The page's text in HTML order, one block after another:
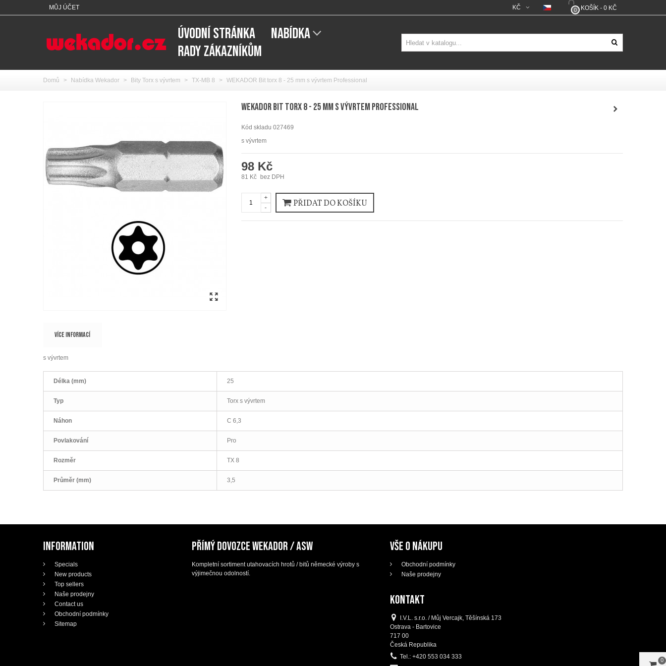
MŮJ ÚČET KČ 0 KOŠÍK - 0 KČ
ÚVODNÍ STRÁNKA
NABÍDKA
RADY ZÁKAZNÍKŮM
Domů > Nabídka Wekador > Bity Torx s vývrtem > TX-MB 8 > WEKADOR Bit torx 8 - 25 mm s vývrtem Professional
WEKADOR Bit torx 8 - 25 mm s vývrtem Professional
Kód skladu 027469
s vývrtem
98 Kč
81 Kč bez DPH
-
+
PŘIDAT DO KOŠÍKU
VÍCE INFORMACÍ
s vývrtem
Délka (mm) 25
Typ Torx s vývrtem
Náhon C 6,3
Povlakování Pro
Rozměr TX 8
Průměr (mm) 3,5
INFORMATION
Specials
New products
Top sellers
Naše prodejny
Contact us
Obchodní podmínky
Sitemap
PŘÍMÝ DOVOZCE WEKADOR / ASW
Kompletní sortiment utahovacích hrotů / bitů německé výroby s
výjimečnou odolností.
VŠE O NÁKUPU
Obchodní podmínky
Naše prodejny
KONTAKT
I.V.L. s.r.o. / Můj Vercajk, Těšínská 173
Ostrava - Bartovice
717 00
Česká Republika
Tel.: +420 553 034 333
0